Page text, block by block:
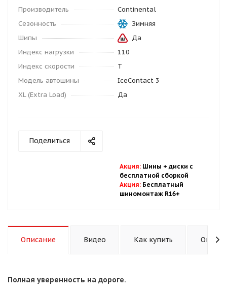
Производитель
Continental
Сезонность
Зимняя
Шипы
Да
Индекс нагрузки
110
Индекс скорости
T
Модель автошины
IceContact 3
XL (Extra Load)
Да
Поделиться
Акция: Шины + диски с
бесплатной сборкой
Акция: Бесплатный
шиномонтаж R16+
Описание Видео Как купить Оплата
Полная уверенность на дороге.